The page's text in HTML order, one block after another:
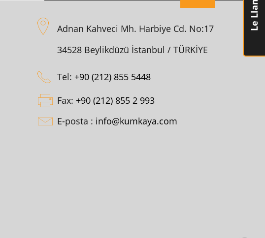
Adnan Kahveci Mh. Harbiye Cd. No:17
34528 Beylikdüzü İstanbul / TÜRKİYE
Tel: +90 (212) 855 5448
Fax: +90 (212) 855 2 993
E-posta : info@kumkaya.com